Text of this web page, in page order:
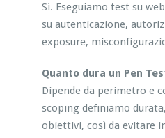
Sì. Eseguiamo test su
su autenticazione,
exposure,
Quanto dura un Pen
Dipende da perimetro e
scoping definiamo
obiettivi, così da evitare